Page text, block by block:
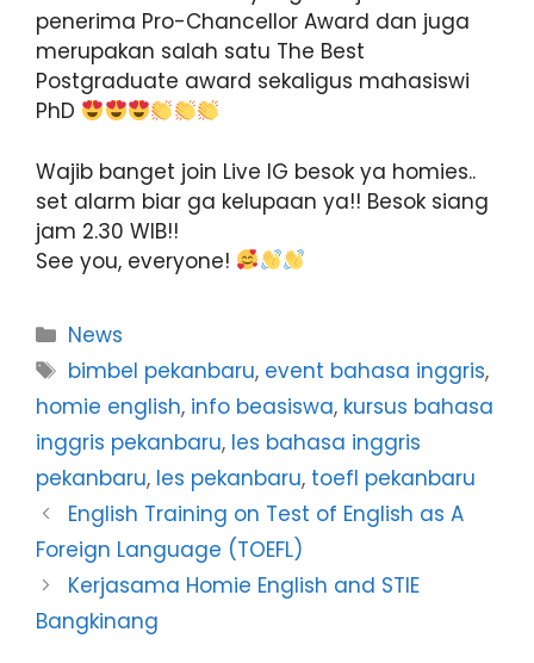
penerima Pro-Chancellor Award dan juga
merupakan salah satu The Best
Postgraduate award sekaligus mahasiswi
PhD
Wajib banget join Live IG besok ya homies..
set alarm biar ga kelupaan ya!! Besok siang
jam 2.30 WIB!!
See you, everyone!
News
bimbel pekanbaru, event bahasa inggris,
homie english, info beasiswa, kursus bahasa
inggris pekanbaru, les bahasa inggris
pekanbaru, les pekanbaru, toefl pekanbaru
English Training on Test of English as A
Foreign Language (TOEFL)
Kerjasama Homie English and STIE
Bangkinang